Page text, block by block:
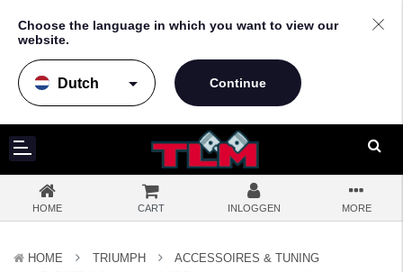
Choose the language in which you want to view our
website.
arrow_drop_down
HOME CART INLOGGEN MORE
HOME TRIUMPH
ACCESSOIRES & TUNING